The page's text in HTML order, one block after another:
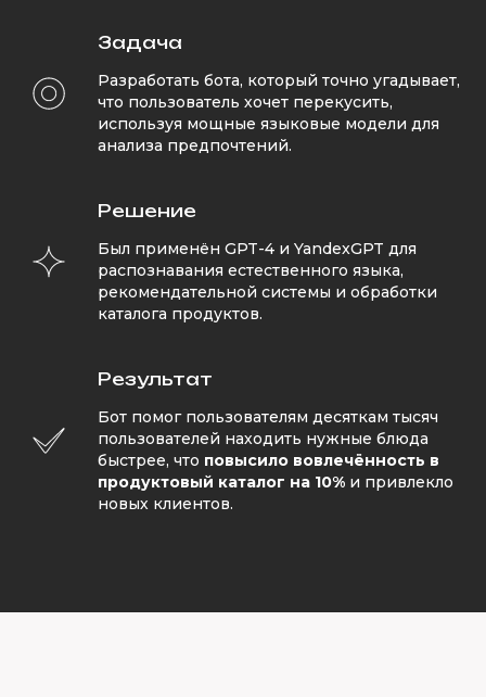
Задача
Разработать бота, который точно угадывает,
что пользователь хочет перекусить,
используя мощные языковые модели для
анализа предпочтений.
Решение
Был применён GPT-4 и YandexGPT для
распознавания естественного языка,
рекомендательной системы и обработки
каталога продуктов.
Результат
Бот помог пользователям десяткам тысяч
пользователей находить нужные блюда
быстрее, что повысило вовлечённость в
продуктовый каталог на 10% и привлекло
новых клиентов.